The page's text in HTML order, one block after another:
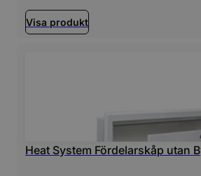
Visa produkt
Heat System Fördelarskåp utan